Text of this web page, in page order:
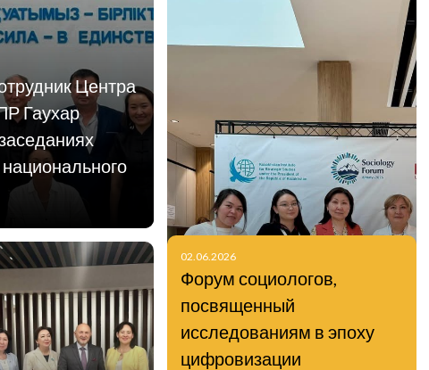
Центра
Гаухар
02.06.2026
Форум социологов,
посвященный
исследованиям в эпоху
цифровизации